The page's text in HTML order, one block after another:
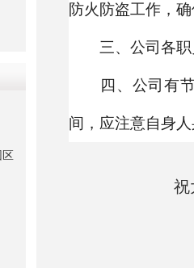
防火防盗工作，
三、公司各职
四、公司有节
间，应注意自身
祝